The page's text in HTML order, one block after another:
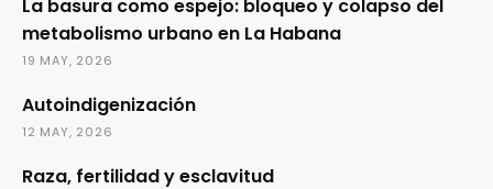
La basura como espejo: bloqueo y colapso del
metabolismo urbano en La Habana
19 MAY, 2026
Autoindigenización
12 MAY, 2026
Raza, fertilidad y esclavitud